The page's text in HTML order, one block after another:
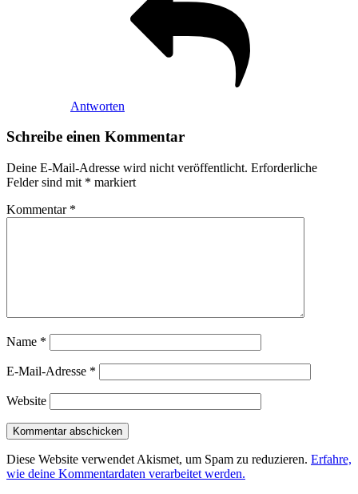
Antworten
Schreibe einen Kommentar
Deine E-Mail-Adresse wird nicht veröffentlicht. Erforderliche
Felder sind mit * markiert
Kommentar *
Name *
E-Mail-Adresse *
Website
Diese Website verwendet Akismet, um Spam zu reduzieren. Erfahre,
wie deine Kommentardaten verarbeitet werden.